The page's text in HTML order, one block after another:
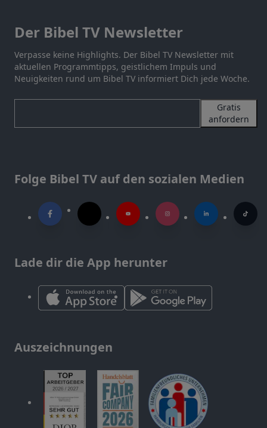
Der Bibel TV Newsletter
Verpasse keine Highlights. Der Bibel TV Newsletter mit
aktuellen Programmtipps, geistlichem Impuls und
Neuigkeiten rund um Bibel TV informiert Dich jede Woche.
Gratis
anfordern
Folge Bibel TV auf den sozialen Medien
Lade dir die App herunter
Auszeichnungen